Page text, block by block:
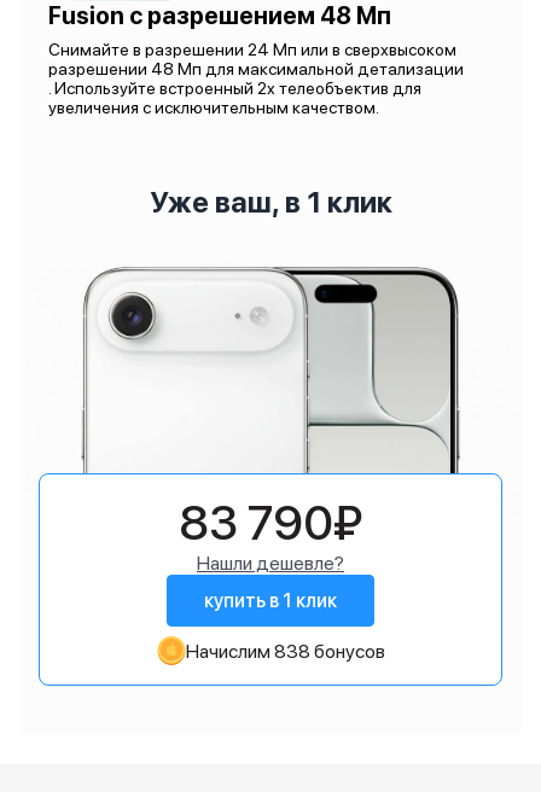
Fusion с разрешением 48 Мп
Снимайте в разрешении 24 Мп или в сверхвысоком
разрешении 48 Мп для максимальной детализации
. Используйте встроенный 2x телеобъектив для
увеличения с исключительным качеством.
Уже ваш, в 1 клик
83 790₽
Нашли дешевле?
купить в 1 клик
Начислим 838 бонусов